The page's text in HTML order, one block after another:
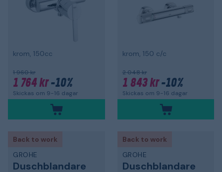
krom, 150cc
1 960 kr
1 764 kr-10%
Skickas om 9-16 dagar
krom, 150 c/c
2 048 kr
1 843 kr-10%
Skickas om 9-16 dagar
Back to work
GROHE
Duschblandare
Back to work
GROHE
Duschblandare